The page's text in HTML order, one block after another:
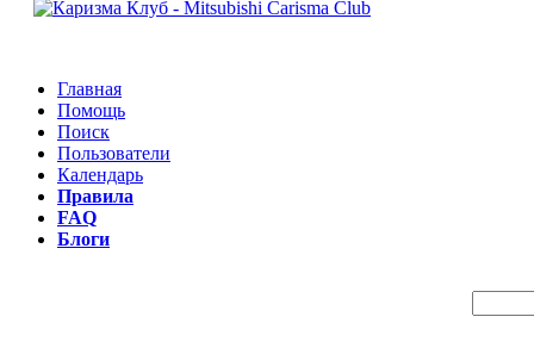
Главная
Помощь
Поиск
Пользователи
Календарь
Правила
FAQ
Блоги